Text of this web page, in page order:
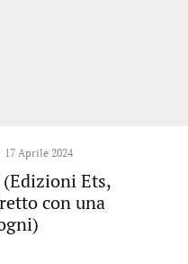
17 Aprile 2024
(Edizioni Ets,
con una